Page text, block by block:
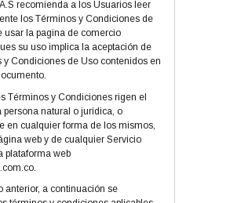
recomienda a los Usuarios leer
los Términos y Condiciones de
usar la pagina de comercio
su uso implica la aceptación de
y Condiciones de Uso contenidos en
Términos y Condiciones rigen el
persona natural o jurídica, o
en cualquier forma de los mismos,
web y de cualquier Servicio
plataforma web
anterior, a continuación se